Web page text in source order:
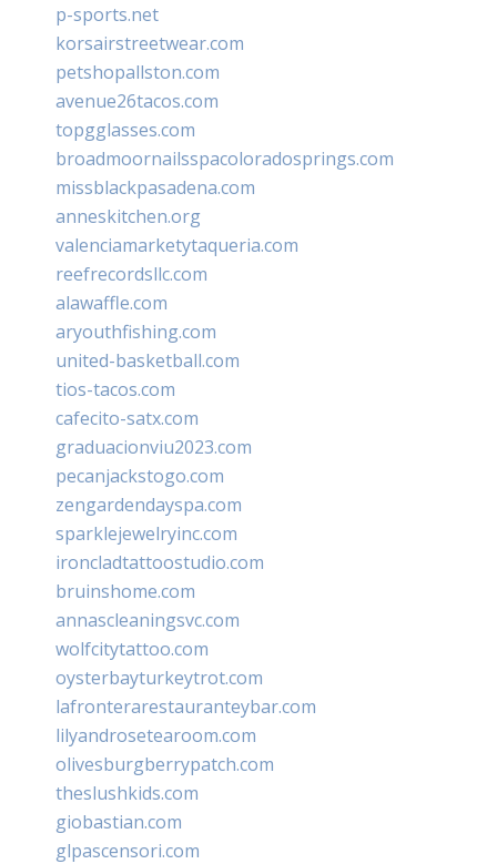
p-sports.net
korsairstreetwear.com
petshopallston.com
avenue26tacos.com
topgglasses.com
broadmoornailsspacoloradosprings.com
missblackpasadena.com
anneskitchen.org
valenciamarketytaqueria.com
reefrecordsllc.com
alawaffle.com
aryouthfishing.com
united-basketball.com
tios-tacos.com
cafecito-satx.com
graduacionviu2023.com
pecanjackstogo.com
zengardendayspa.com
sparklejewelryinc.com
ironcladtattoostudio.com
bruinshome.com
annascleaningsvc.com
wolfcitytattoo.com
oysterbayturkeytrot.com
lafronterarestauranteybar.com
lilyandrosetearoom.com
olivesburgberrypatch.com
theslushkids.com
giobastian.com
glpascensori.com